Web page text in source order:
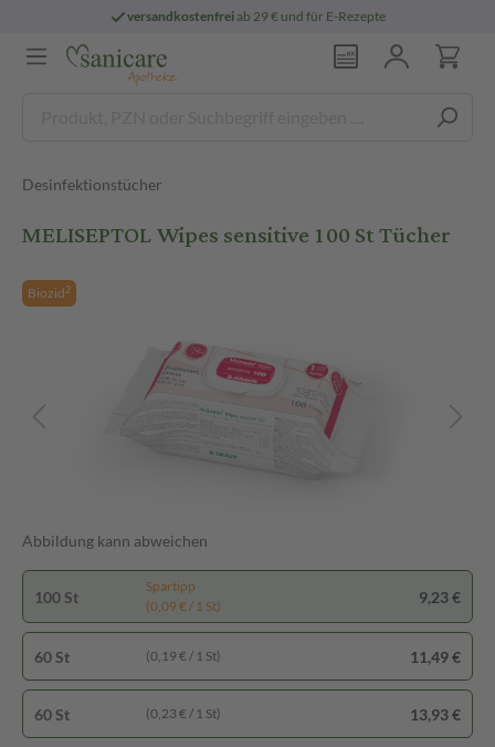
versandkostenfreiab 29 € und für E-Rezepte
Desinfektionstücher
MELISEPTOL Wipes sensitive 100 St Tücher
Biozid2
Abbildung kann abweichen
100 St
Spartipp
(0,09 € / 1 St)
9,23 €
60 St (0,19 € / 1 St) 11,49 €
60 St (0,23 € / 1 St) 13,93 €